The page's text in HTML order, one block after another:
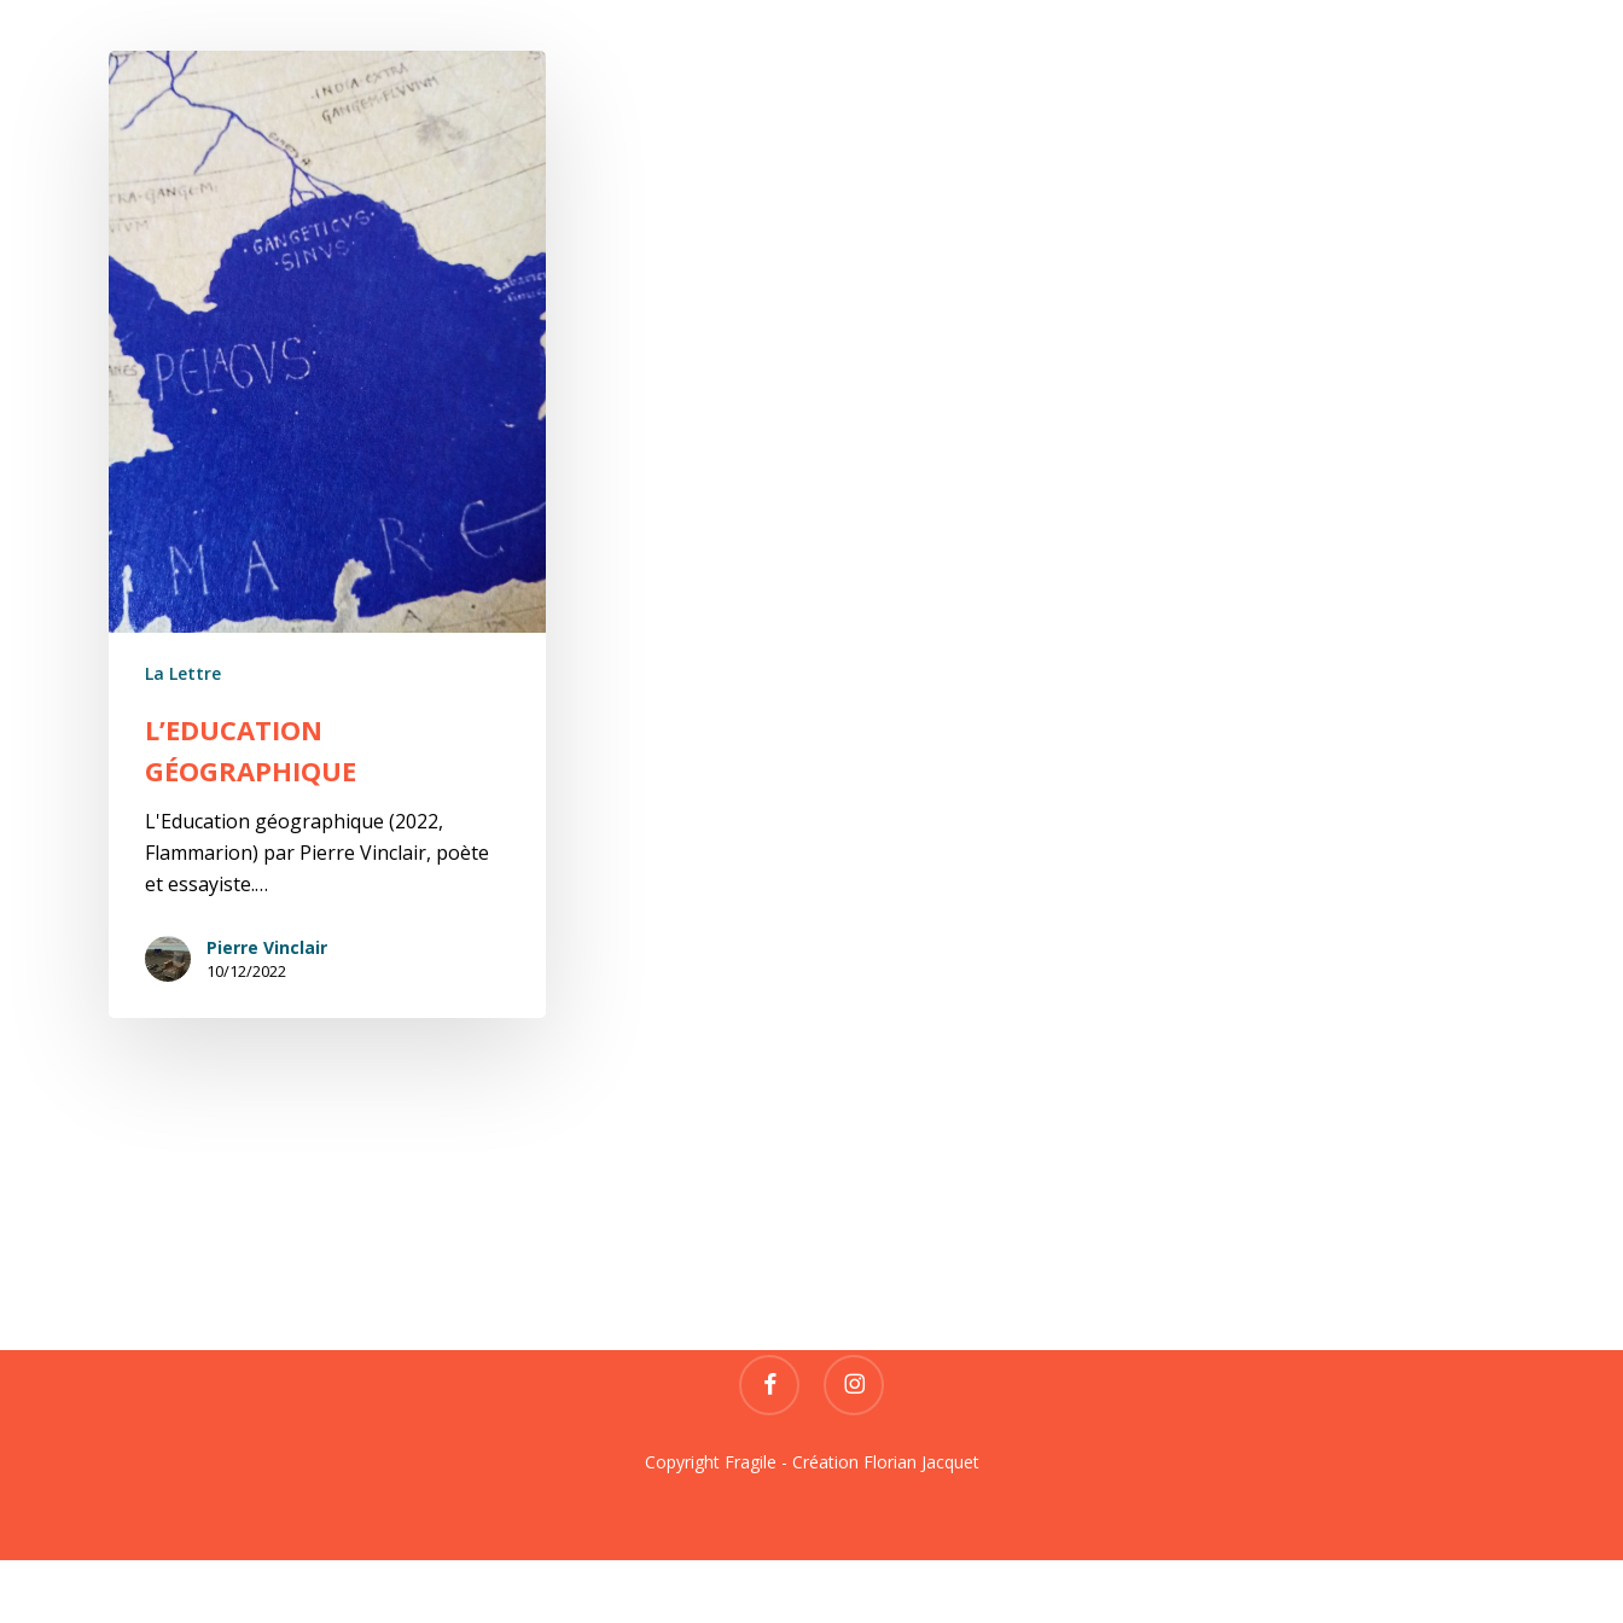
L’Education
géographique
La Lettre
L’EDUCATION
GÉOGRAPHIQUE
L'Education géographique (2022,
Flammarion) par Pierre Vinclair, poète
et essayiste.…
Pierre Vinclair
10/12/2022
facebook instagram
Copyright Fragile - Création Florian Jacquet